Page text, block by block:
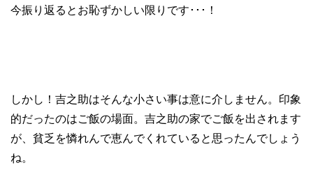
今振り返るとお恥ずかしい限りです･･･！
しかし！吉之助はそんな小さい事は意に介しません。印象
的だったのはご飯の場面。吉之助の家でご飯を出されます
が、貧乏を憐れんで恵んでくれていると思ったんでしょう
ね。